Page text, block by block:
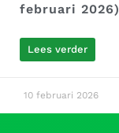
februari 2026)
Lees verder
10 februari 2026